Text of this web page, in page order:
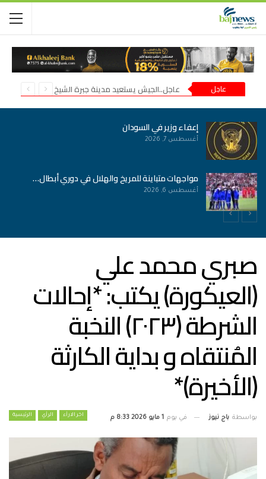
عاجل عاجل..الجيش يستعيد مدينة جبرة الشيخ في شمال كردفان
إعفاء وزير في السودان
أغسطس 7, 2026
مواجهات متباينة للمريخ والهلال في دوري أبطال…
أغسطس 6, 2026
صبري محمد علي
(العيكورة) يكتب: *إحالات
الشرطة (٢٠٢٣) النخبة
المُنتقاه و بداية الكارثة
(الأخيرة)*
اخر الارأء الرأي الرئيسية بواسطة باج نيوز في يوم 1 مايو 2026 8:33 م